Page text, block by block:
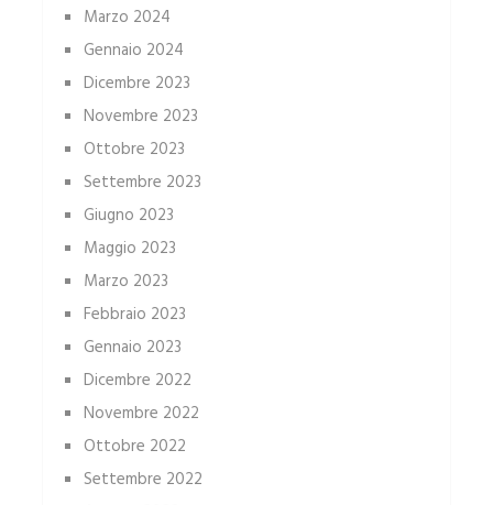
Marzo 2024
Gennaio 2024
Dicembre 2023
Novembre 2023
Ottobre 2023
Settembre 2023
Giugno 2023
Maggio 2023
Marzo 2023
Febbraio 2023
Gennaio 2023
Dicembre 2022
Novembre 2022
Ottobre 2022
Settembre 2022